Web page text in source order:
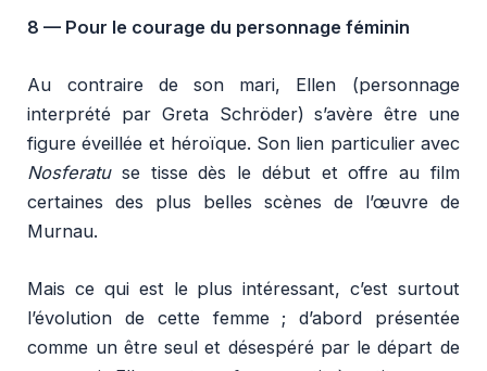
8 — Pour le courage du personnage féminin
Au contraire de son mari, Ellen (personnage
interprété par Greta Schröder) s’avère être une
figure éveillée et héroïque. Son lien particulier avec
Nosferatuse tisse dès le début et offre au film
certaines des plus belles scènes de l’œuvre de
Murnau.
Mais ce qui est le plus intéressant, c’est surtout
l’évolution de cette femme ; d’abord présentée
comme un être seul et désespéré par le départ de